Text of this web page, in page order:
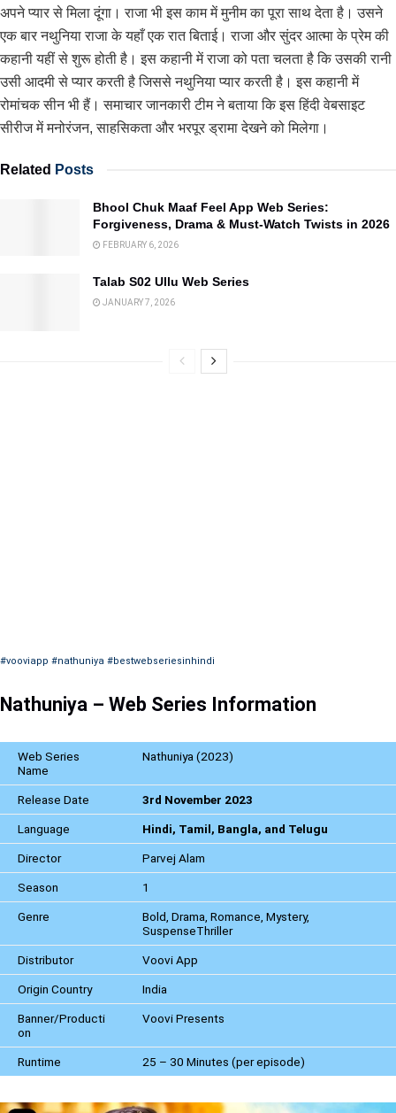
अपने प्यार से मिला दूंगा। राजा भी इस काम में मुनीम का पूरा साथ देता है। उसने
एक बार नथुनिया राजा के यहाँ एक रात बिताई। राजा और सुंदर आत्मा के प्रेम की
कहानी यहीं से शुरू होती है। इस कहानी में राजा को पता चलता है कि उसकी रानी
उसी आदमी से प्यार करती है जिससे नथुनिया प्यार करती है। इस कहानी में
रोमांचक सीन भी हैं। समाचार जानकारी टीम ने बताया कि इस हिंदी वेबसाइट
सीरीज में मनोरंजन, साहसिकता और भरपूर ड्रामा देखने को मिलेगा।
Related Posts
Bhool Chuk Maaf Feel App Web Series:
Forgiveness, Drama & Must-Watch Twists in 2026
FEBRUARY 6, 2026
Talab S02 Ullu Web Series
JANUARY 7, 2026
#vooviapp #nathuniya #bestwebseriesinhindi
Nathuniya – Web Series Information
Web Series
Name
Nathuniya (2023)
Release Date 3rd November 2023
Language Hindi, Tamil, Bangla, and Telugu
Director Parvej Alam
Season 1
Genre
Bold, Drama, Romance, Mystery,
SuspenseThriller
Distributor Voovi App
Origin Country India
Banner/Producti
on
Voovi Presents
Runtime 25 – 30 Minutes (per episode)